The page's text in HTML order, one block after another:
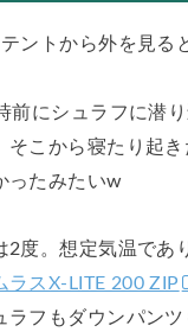
ントから外を見る
前にシュラフに潜
そこから寝たり起
ったみたいw
2度。想定気温であ
ラスX-LITE 200 ZIP
ラフもダウンパン